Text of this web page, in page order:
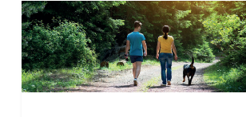
Digitale
infosessie
kandidaat-
vrijwilligers
regio
0